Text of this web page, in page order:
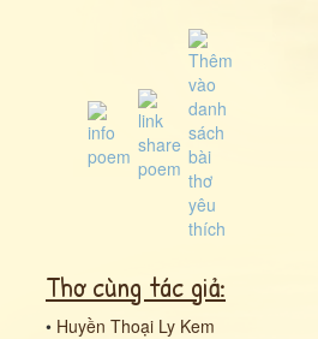
Thơ cùng tác giả:
• Huyền Thoại Ly Kem